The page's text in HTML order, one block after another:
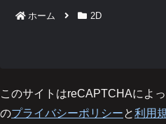
ホーム 2D
このサイトはreCAPTCHAによ
のプライバシーポリシーと利用